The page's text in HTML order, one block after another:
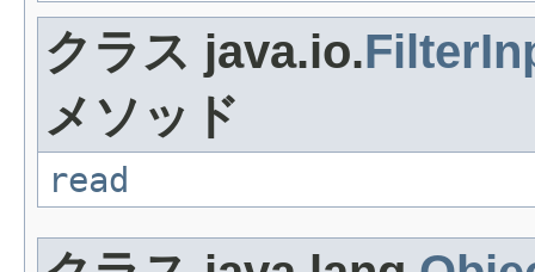
クラス java.io.
メソッド
read